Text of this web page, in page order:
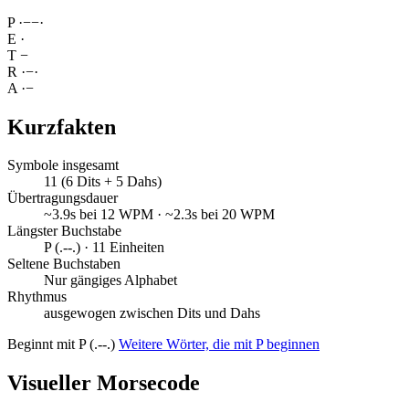
P ·−−·
E ·
T −
R ·−·
A ·−
Kurzfakten
Symbole insgesamt
11 (6 Dits + 5 Dahs)
Übertragungsdauer
~3.9s bei 12 WPM · ~2.3s bei 20 WPM
Längster Buchstabe
P (.--.) · 11 Einheiten
Seltene Buchstaben
Nur gängiges Alphabet
Rhythmus
ausgewogen zwischen Dits und Dahs
Beginnt mit P (.--.) Weitere Wörter, die mit P beginnen
Visueller Morsecode